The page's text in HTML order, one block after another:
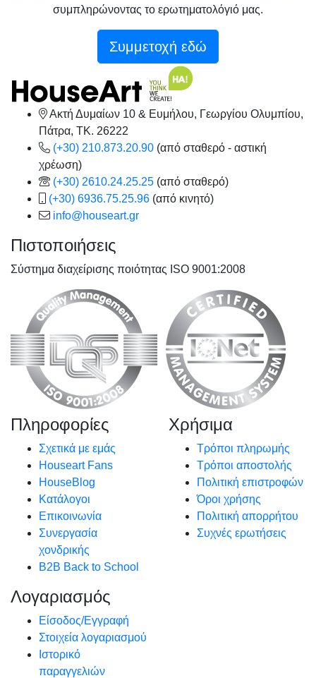
συμπληρώνοντας το ερωτηματολόγιό μας.
Συμμετοχή εδώ
Ακτή Δυμαίων 10 & Ευμήλου, Γεωργίου Ολυμπίου,
Πάτρα, TK. 26222
(+30) 210.873.20.90 (από σταθερό - αστική
χρέωση)
(+30) 2610.24.25.25 (από σταθερό)
(+30) 6936.75.25.96 (από κινητό)
info@houseart.gr
Πιστοποιήσεις
Σύστημα διαχείρισης ποιότητας ISO 9001:2008
Πληροφορίες
Σχετικά με εμάς
Houseart Fans
HouseBlog
Κατάλογοι
Επικοινωνία
Συνεργασία
χονδρικής
B2B Back to School
Χρήσιμα
Τρόποι πληρωμής
Τρόποι αποστολής
Πολιτική επιστροφών
Όροι χρήσης
Πολιτική απορρήτου
Συχνές ερωτήσεις
Λογαριασμός
Είσοδος/Εγγραφή
Στοιχεία λογαριασμού
Ιστορικό
παραγγελιών